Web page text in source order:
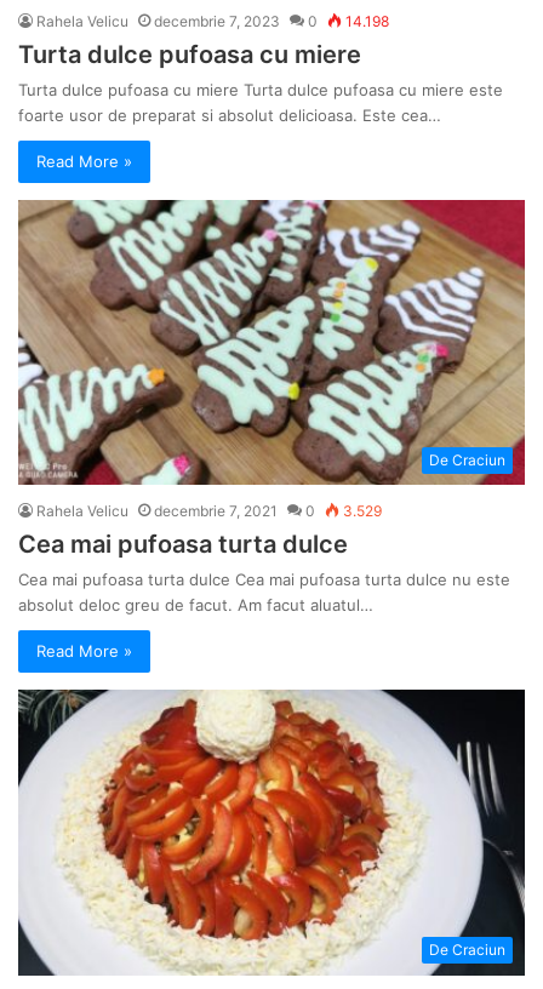
Rahela Velicu decembrie 7, 2023 0 14.198
Turta dulce pufoasa cu miere
Turta dulce pufoasa cu miere Turta dulce pufoasa cu miere este
foarte usor de preparat si absolut delicioasa. Este cea…
Read More »
De Craciun
Rahela Velicu decembrie 7, 2021 0 3.529
Cea mai pufoasa turta dulce
Cea mai pufoasa turta dulce Cea mai pufoasa turta dulce nu este
absolut deloc greu de facut. Am facut aluatul…
Read More »
De Craciun